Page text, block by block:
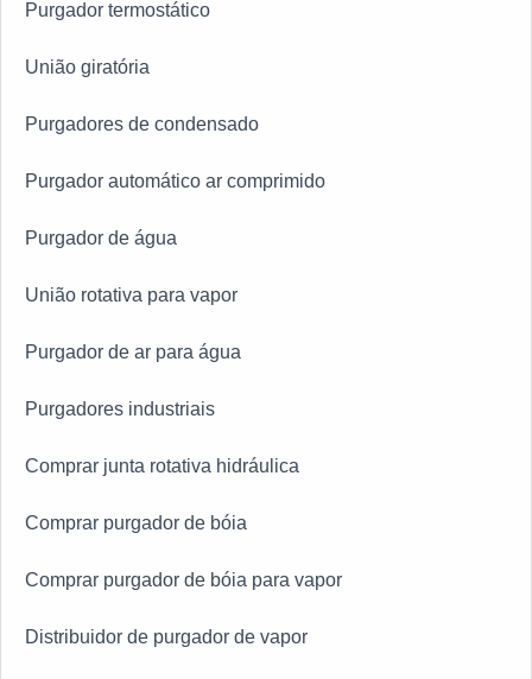
Purgador termostático
União giratória
Purgadores de condensado
Purgador automático ar comprimido
Purgador de água
União rotativa para vapor
Purgador de ar para água
Purgadores industriais
Comprar junta rotativa hidráulica
Comprar purgador de bóia
Comprar purgador de bóia para vapor
Distribuidor de purgador de vapor